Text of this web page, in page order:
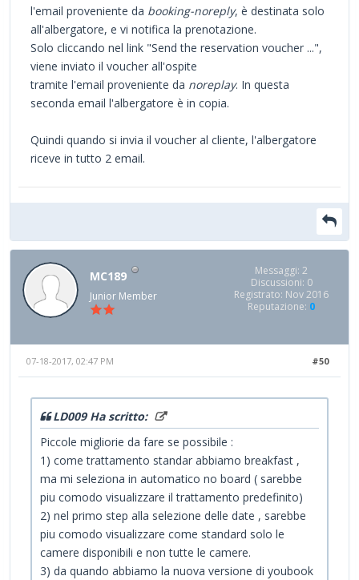
l'email proveniente da booking-noreply, è destinata solo
all'albergatore, e vi notifica la prenotazione.
Solo cliccando nel link "Send the reservation voucher ...",
viene inviato il voucher all'ospite
tramite l'email proveniente da noreplay. In questa
seconda email l'albergatore è in copia.
Quindi quando si invia il voucher al cliente, l'albergatore
riceve in tutto 2 email.
MC189
Junior Member
Messaggi: 2
Discussioni: 0
Registrato: Nov 2016
Reputazione: 0
#50
07-18-2017, 02:47 PM
LD009 Ha scritto:
Piccole migliorie da fare se possibile :
1) come trattamento standar abbiamo breakfast ,
ma mi seleziona in automatico no board ( sarebbe
piu comodo visualizzare il trattamento predefinito)
2) nel primo step alla selezione delle date , sarebbe
piu comodo visualizzare come standard solo le
camere disponibili e non tutte le camere.
3) da quando abbiamo la nuova versione di youbook